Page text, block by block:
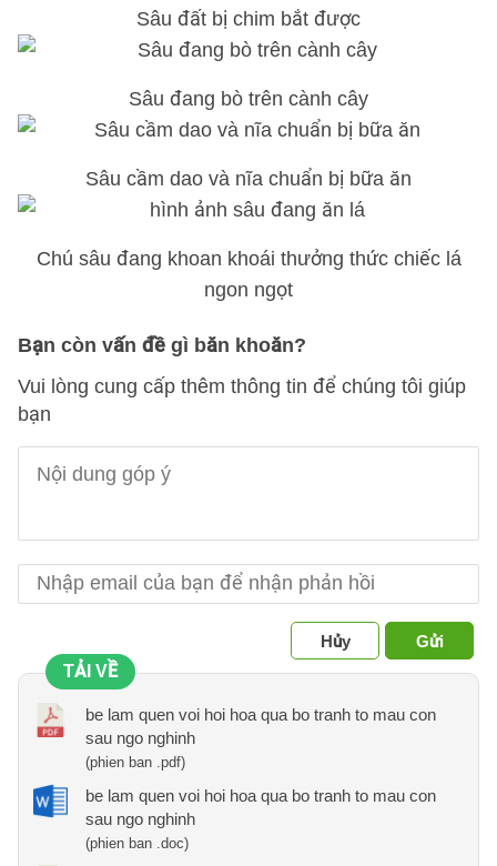
Sâu đất bị chim bắt được
Sâu đang bò trên cành cây
Sâu cầm dao và nĩa chuẩn bị bữa ăn
Chú sâu đang khoan khoái thưởng thức chiếc lá
ngon ngọt
Bạn còn vấn đề gì băn khoăn?
Vui lòng cung cấp thêm thông tin để chúng tôi giúp
bạn
Hủy
Gửi
TẢI VỀ
be lam quen voi hoi hoa qua bo tranh to mau con
sau ngo nghinh
(phien ban .pdf)
be lam quen voi hoi hoa qua bo tranh to mau con
sau ngo nghinh
(phien ban .doc)